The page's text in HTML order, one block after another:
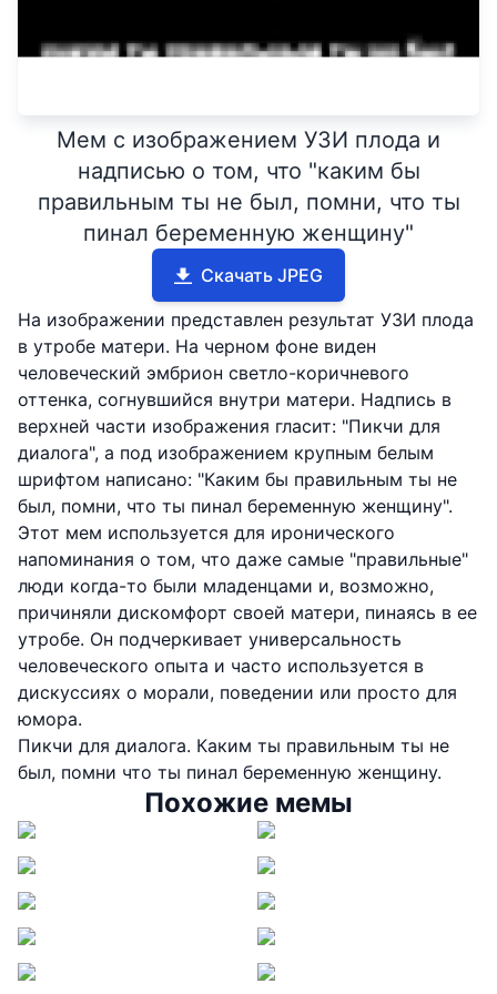
Мем с изображением УЗИ плода и
надписью о том, что "каким бы
правильным ты не был, помни, что ты
пинал беременную женщину"
Скачать JPEG
На изображении представлен результат УЗИ плода
в утробе матери. На черном фоне виден
человеческий эмбрион светло-коричневого
оттенка, согнувшийся внутри матери. Надпись в
верхней части изображения гласит: "Пикчи для
диалога", а под изображением крупным белым
шрифтом написано: "Каким бы правильным ты не
был, помни, что ты пинал беременную женщину".
Этот мем используется для иронического
напоминания о том, что даже самые "правильные"
люди когда-то были младенцами и, возможно,
причиняли дискомфорт своей матери, пинаясь в ее
утробе. Он подчеркивает универсальность
человеческого опыта и часто используется в
дискуссиях о морали, поведении или просто для
юмора.
Пикчи для диалога. Каким ты правильным ты не
был, помни что ты пинал беременную женщину.
Похожие мемы